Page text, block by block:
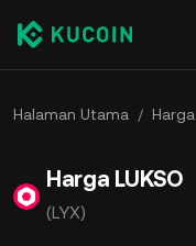
Halaman Utama / Harga
Harga LUKSO
(LYX)